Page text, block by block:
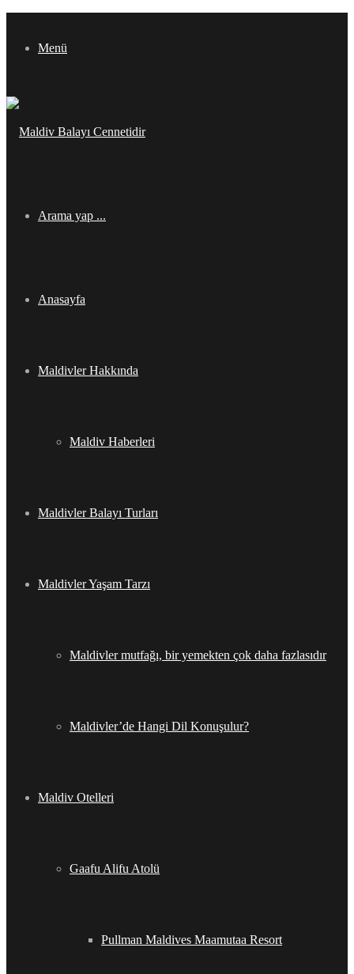
Menü
Arama yap ...
Anasayfa
Maldivler Hakkında
Maldiv Haberleri
Maldivler Balayı Turları
Maldivler Yaşam Tarzı
Maldivler mutfağı, bir yemekten çok daha fazlasıdır
Maldivler’de Hangi Dil Konuşulur?
Maldiv Otelleri
Gaafu Alifu Atolü
Pullman Maldives Maamutaa Resort